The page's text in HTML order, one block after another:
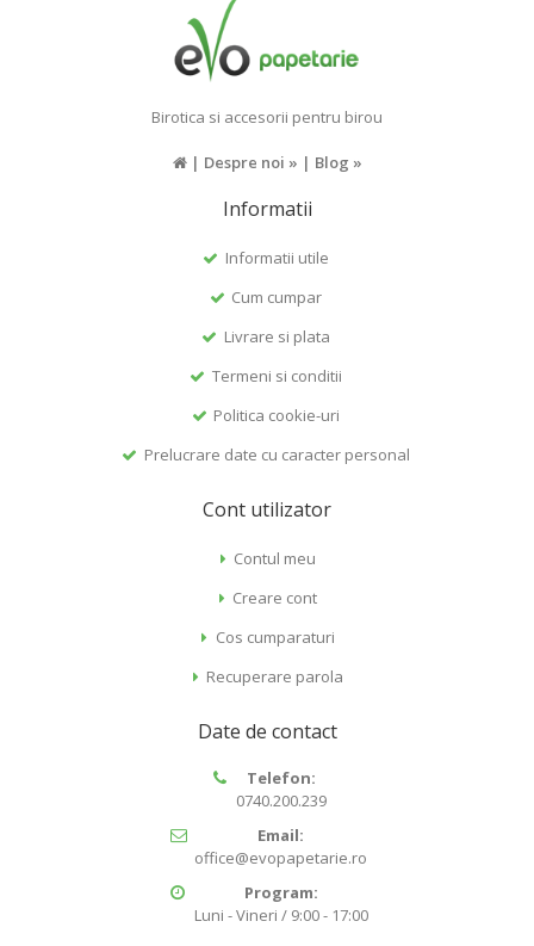
Birotica si accesorii pentru birou
| Despre noi » | Blog »
Informatii
Informatii utile
Cum cumpar
Livrare si plata
Termeni si conditii
Politica cookie-uri
Prelucrare date cu caracter personal
Cont utilizator
Contul meu
Creare cont
Cos cumparaturi
Recuperare parola
Date de contact
Telefon:
0740.200.239
Email:
office@evopapetarie.ro
Program:
Luni - Vineri / 9:00 - 17:00